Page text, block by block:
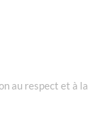
au respect et à la